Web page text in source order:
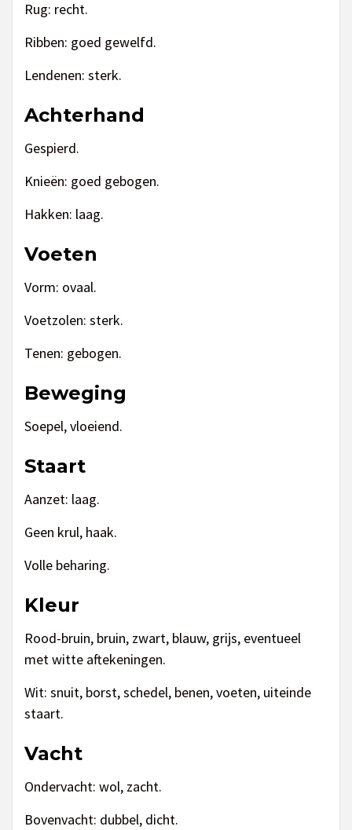
Rug: recht.
Ribben: goed gewelfd.
Lendenen: sterk.
Achterhand
Gespierd.
Knieën: goed gebogen.
Hakken: laag.
Voeten
Vorm: ovaal.
Voetzolen: sterk.
Tenen: gebogen.
Beweging
Soepel, vloeiend.
Staart
Aanzet: laag.
Geen krul, haak.
Volle beharing.
Kleur
Rood-bruin, bruin, zwart, blauw, grijs, eventueel
met witte aftekeningen.
Wit: snuit, borst, schedel, benen, voeten, uiteinde
staart.
Vacht
Ondervacht: wol, zacht.
Bovenvacht: dubbel, dicht.